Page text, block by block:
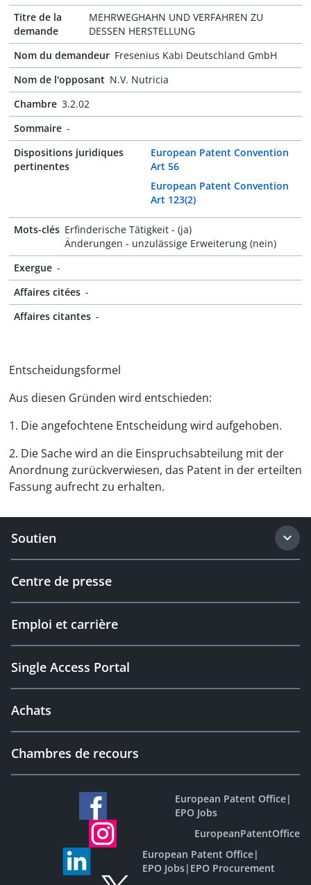
Titre de la
demande
MEHRWEGHAHN UND VERFAHREN ZU
DESSEN HERSTELLUNG
Nom du demandeur Fresenius Kabi Deutschland GmbH
Nom de l'opposant N.V. Nutricia
Chambre 3.2.02
Sommaire -
Dispositions juridiques
pertinentes
European Patent Convention
Art 56
European Patent Convention
Art 123(2)
Mots-clés Erfinderische Tätigkeit - (ja)
Änderungen - unzulässige Erweiterung (nein)
Exergue -
Affaires citées -
Affaires citantes -
Entscheidungsformel
Aus diesen Gründen wird entschieden:
1. Die angefochtene Entscheidung wird aufgehoben.
2. Die Sache wird an die Einspruchsabteilung mit der
Anordnung zurückverwiesen, das Patent in der erteilten
Fassung aufrecht zu erhalten.
Soutien
Centre de presse
Emploi et carrière
Single Access Portal
Achats
Chambres de recours
European Patent Office|
EPO Jobs
EuropeanPatentOffice
European Patent Office|
EPO Jobs| EPO Procurement